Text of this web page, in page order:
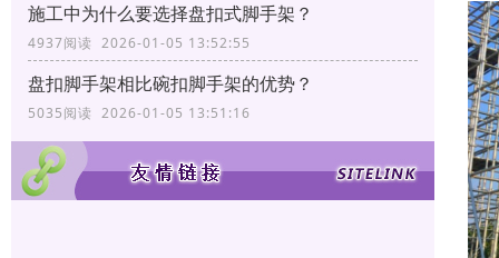
施工中为什么要选择盘扣式脚手架？
4937阅读 2026-01-05 13:52:55
盘扣脚手架相比碗扣脚手架的优势？
5035阅读 2026-01-05 13:51:16